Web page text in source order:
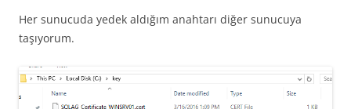
Her sunucuda yedek aldığım anahtarı diğer sunucuya
taşıyorum.